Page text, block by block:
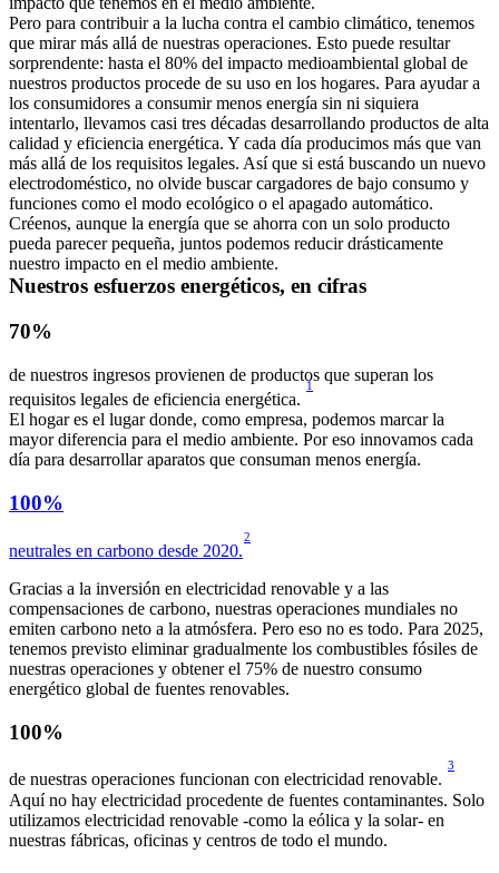
Pero para contribuir a la lucha contra el cambio climático, tenemos
que mirar más allá de nuestras operaciones. Esto puede resultar
sorprendente: hasta el 80% del impacto medioambiental global de
nuestros productos procede de su uso en los hogares. Para ayudar a
los consumidores a consumir menos energía sin ni siquiera
intentarlo, llevamos casi tres décadas desarrollando productos de alta
calidad y eficiencia energética. Y cada día producimos más que van
más allá de los requisitos legales. Así que si está buscando un nuevo
electrodoméstico, no olvide buscar cargadores de bajo consumo y
funciones como el modo ecológico o el apagado automático.
Créenos, aunque la energía que se ahorra con un solo producto
pueda parecer pequeña, juntos podemos reducir drásticamente
nuestro impacto en el medio ambiente.
Nuestros esfuerzos energéticos, en cifras
70%
de nuestros ingresos provienen de productos que superan los
requisitos legales de eficiencia energética.
1
El hogar es el lugar donde, como empresa, podemos marcar la
mayor diferencia para el medio ambiente. Por eso innovamos cada
día para desarrollar aparatos que consuman menos energía.
100%
neutrales en carbono desde 2020.
2
Gracias a la inversión en electricidad renovable y a las
compensaciones de carbono, nuestras operaciones mundiales no
emiten carbono neto a la atmósfera. Pero eso no es todo. Para 2025,
tenemos previsto eliminar gradualmente los combustibles fósiles de
nuestras operaciones y obtener el 75% de nuestro consumo
energético global de fuentes renovables.
100%
de nuestras operaciones funcionan con electricidad renovable.
3
Aquí no hay electricidad procedente de fuentes contaminantes. Solo
utilizamos electricidad renovable -como la eólica y la solar- en
nuestras fábricas, oficinas y centros de todo el mundo.